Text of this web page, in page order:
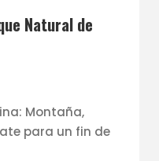
Natural de
Montaña,
para un fin de